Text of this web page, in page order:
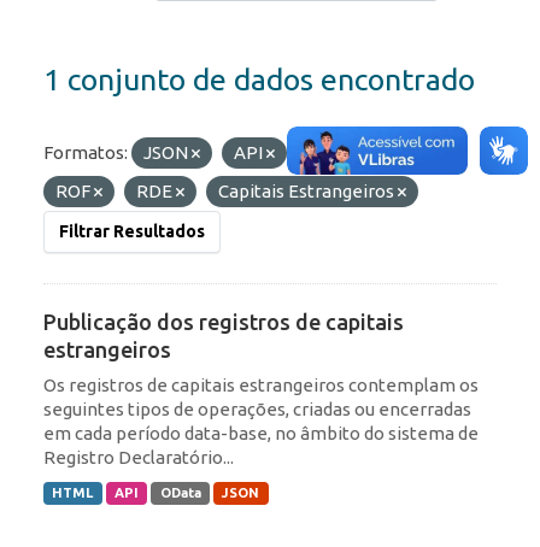
1 conjunto de dados encontrado
Formatos: JSON API Etiquetas:
IED
ROF
RDE Capitais Estrangeiros
Filtrar Resultados
Publicação dos registros de capitais
estrangeiros
Os registros de capitais estrangeiros contemplam os
seguintes tipos de operações, criadas ou encerradas
em cada período data-base, no âmbito do sistema de
Registro Declaratório...
HTML API OData JSON